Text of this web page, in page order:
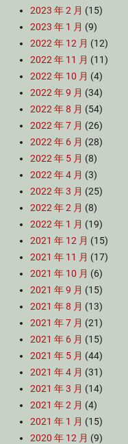
2023 年 2 月 (15)
2023 年 1 月 (9)
2022 年 12 月 (12)
2022 年 11 月 (11)
2022 年 10 月 (4)
2022 年 9 月 (34)
2022 年 8 月 (54)
2022 年 7 月 (26)
2022 年 6 月 (28)
2022 年 5 月 (8)
2022 年 4 月 (3)
2022 年 3 月 (25)
2022 年 2 月 (8)
2022 年 1 月 (19)
2021 年 12 月 (15)
2021 年 11 月 (17)
2021 年 10 月 (6)
2021 年 9 月 (15)
2021 年 8 月 (13)
2021 年 7 月 (21)
2021 年 6 月 (15)
2021 年 5 月 (44)
2021 年 4 月 (31)
2021 年 3 月 (14)
2021 年 2 月 (4)
2021 年 1 月 (15)
2020 年 12 月 (9)